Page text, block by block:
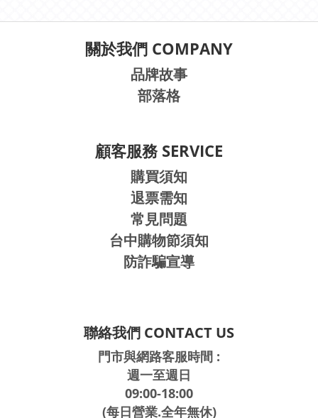
關於我們 COMPANY
品牌故事
部落格
顧客服務 SERVICE
購買須知
退票需知
常見問題
台中購物節須知
防詐騙宣導
聯絡我們 CONTACT US
門市與網路客服時間 :
週一至週日
09:00-18:00
(每日營業.全年無休)